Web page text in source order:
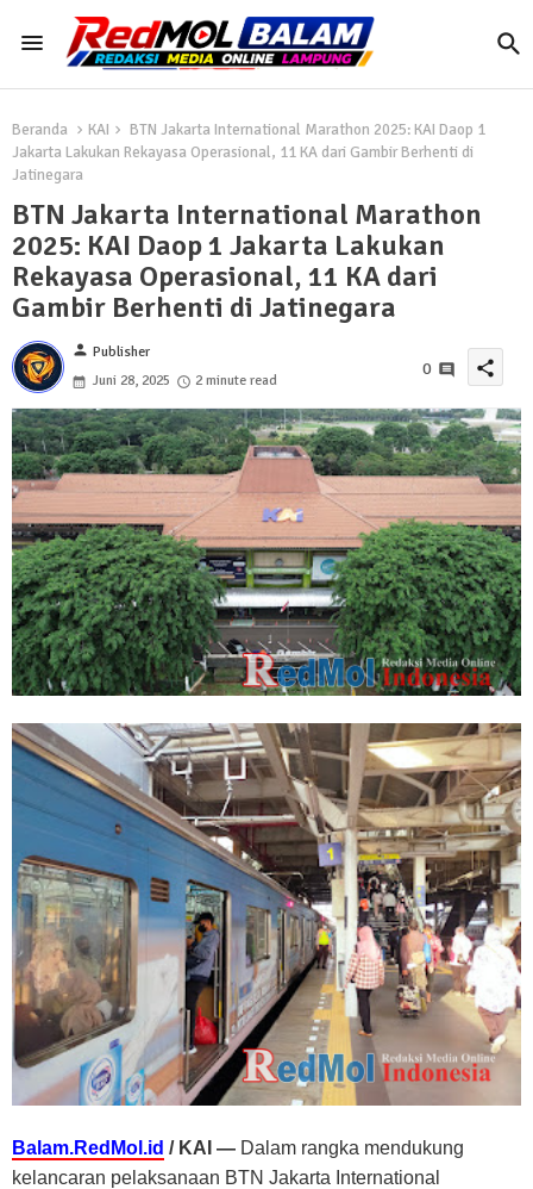
Beranda KAI
BTN Jakarta International Marathon 2025: KAI Daop 1
Jakarta Lakukan Rekayasa Operasional, 11 KA dari Gambir Berhenti di
Jatinegara
BTN Jakarta International Marathon
2025: KAI Daop 1 Jakarta Lakukan
Rekayasa Operasional, 11 KA dari
Gambir Berhenti di Jatinegara
person Publisher
Juni 28, 2025
2 minute read
0 share
Balam.RedMol.id / KAI — Dalam rangka mendukung
kelancaran pelaksanaan BTN Jakarta International